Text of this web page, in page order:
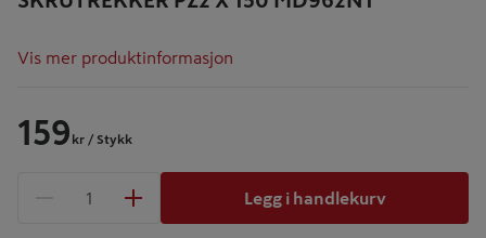
Vis mer produktinformasjon
159 kr / Stykk
1 produkter
Legg i handlekurv